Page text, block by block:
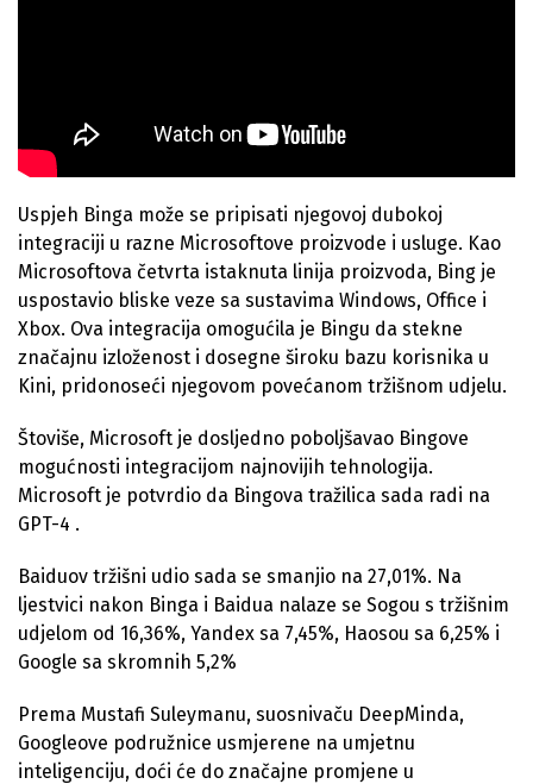
Uspjeh Binga može se pripisati njegovoj dubokoj
integraciji u razne Microsoftove proizvode i usluge. Kao
Microsoftova četvrta istaknuta linija proizvoda, Bing je
uspostavio bliske veze sa sustavima Windows, Office i
Xbox. Ova integracija omogućila je Bingu da stekne
značajnu izloženost i dosegne široku bazu korisnika u
Kini, pridonoseći njegovom povećanom tržišnom udjelu.
Štoviše, Microsoft je dosljedno poboljšavao Bingove
mogućnosti integracijom najnovijih tehnologija.
Microsoft je potvrdio da Bingova tražilica sada radi na
GPT-4 .
Baiduov tržišni udio sada se smanjio na 27,01%. Na
ljestvici nakon Binga i Baidua nalaze se Sogou s tržišnim
udjelom od 16,36%, Yandex sa 7,45%, Haosou sa 6,25% i
Google sa skromnih 5,2%
Prema Mustafi Suleymanu, suosnivaču DeepMinda,
Googleove podružnice usmjerene na umjetnu
inteligenciju, doći će do značajne promjene u